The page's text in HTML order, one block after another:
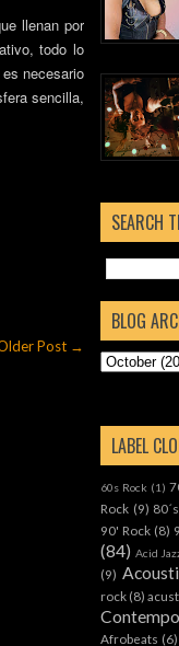
llenan por
todo lo
necesario
sencilla,
Post →
SEARCH
BLOG
LABEL
60s Rock (1)
Rock (9)
90' Rock (8)
(84) Acid
(9)
rock (8)
Afrobeats (6)